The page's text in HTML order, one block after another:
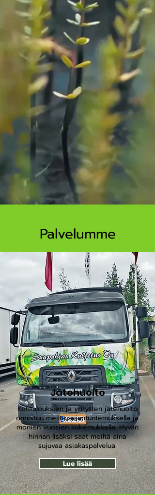
Palvelumme
Jätehuolto
Kotitalouksien ja yritysten jätehuolto
onnistuu meiltä asiantuntemuksella ja
monien vuosien kokemuksella. Hyvän
hinnan lisäksi saat meiltä aina
sujuvaa asiakaspalvelua.
Lue lisää